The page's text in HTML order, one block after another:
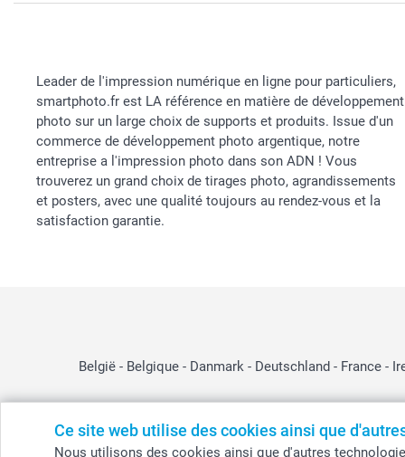
Ce site web utilise des cookies ainsi que
Nous utilisons des cookies ainsi que d'autres
Leader de l'impression numérique en ligne pour particuliers,
smartphoto.fr est LA référence en matière de développement
photo sur un large choix de supports et produits. Issue d'un
commerce de développement photo argentique, notre
entreprise a l'impression photo dans son ADN ! Vous
trouverez un grand choix de tirages photo, agrandissements
et posters, avec une qualité toujours au rendez-vous et la
satisfaction garantie.
België - Belgique - Danmark - Deutschland - France -